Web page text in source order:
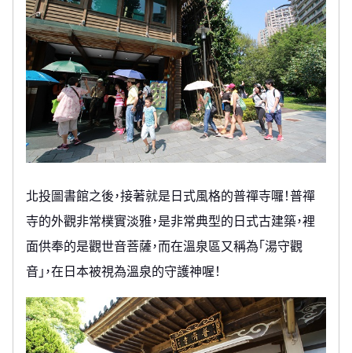
北投圖書館之後，接著就是日式風格的普禪寺囉！普禪
寺的外觀非常樸實淡雅，是非常典型的日式古建築，裡
面供奉的是觀世音菩薩，而在溫泉區又稱為「湯守觀
音」，在日本被視為溫泉的守護神喔！